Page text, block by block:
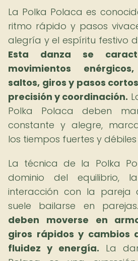
La Polka Polaca es
ritmo rápido y pasos
alegría y el espíritu festivo
Esta danza se
movimientos
saltos, giros y pasos
precisión y coordinación.
Polka Polaca deben
constante y alegre,
los tiempos fuertes y
La técnica de la Polka
dominio del equilibrio,
interacción con la pareja
suele bailarse en
deben moverse en
giros rápidos y cambios
fluidez y energía. La